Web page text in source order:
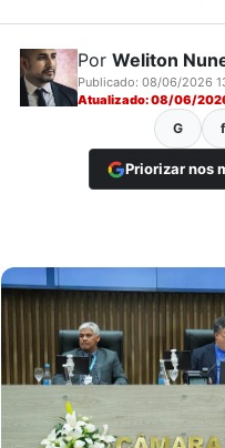
Por Weliton
Publicado: 08/06/2026
Atualizado: 08/06/
G f
Priorizar nos